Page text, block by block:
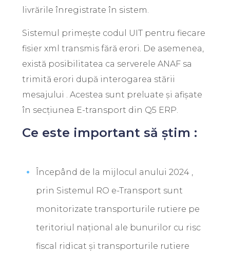
livrările înregistrate în sistem.
Sistemul primește codul UIT pentru fiecare
fisier xml transmis fără erori. De asemenea,
există posibilitatea ca serverele ANAF sa
trimită erori după interogarea stării
mesajului . Acestea sunt preluate și afișate
în secțiunea E-transport din Q5 ERP.
Ce este important să știm :
Începând de la mijlocul anului 2024 ,
prin Sistemul RO e-Transport sunt
monitorizate transporturile rutiere pe
teritoriul național ale bunurilor cu risc
fiscal ridicat și transporturile rutiere